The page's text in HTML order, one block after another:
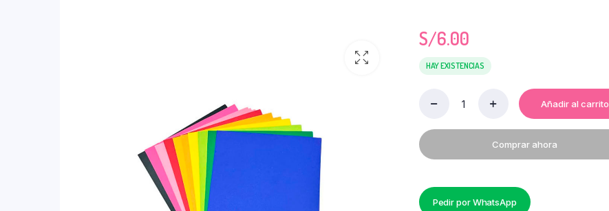
S/6.00
HAY EXISTENCIAS
MERCYFAN
100
UNI
Añadir al carrito
Comprar ahora
Pedir por WhatsApp